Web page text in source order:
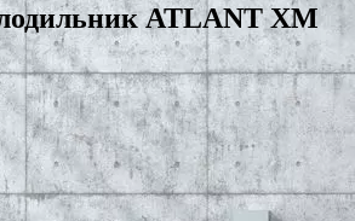
ATLANT ХМ